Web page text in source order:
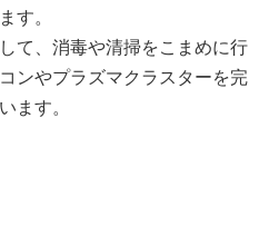
す。
て、消毒や清掃をこまめに行
ンやプラズマクラスターを完
ます。